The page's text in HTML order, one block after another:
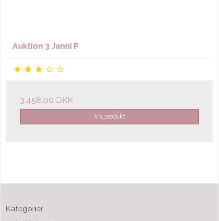
Auktion 3 Janni P
3.458,00 DKK
Vis produkt
Kategorier